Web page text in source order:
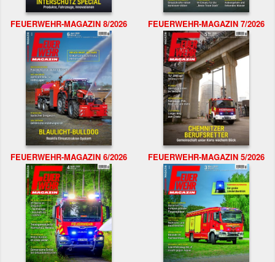
FEUERWEHR-MAGAZIN 8/2026 FEUERWEHR-MAGAZIN 7/2026
FEUERWEHR-MAGAZIN 6/2026 FEUERWEHR-MAGAZIN 5/2026